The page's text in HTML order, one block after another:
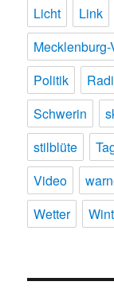
Licht
Link
Politik
Schwerin
stilblüte
Video
Wetter